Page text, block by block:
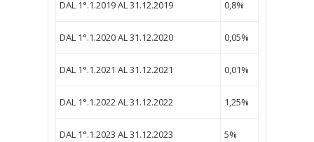
DAL 1°.1.2019 AL 31.12.2019 0,8%
DAL 1°.1.2020 AL 31.12.2020 0,05%
DAL 1°.1.2021 AL 31.12.2021 0,01%
DAL 1°.1.2022 AL 31.12.2022 1,25%
DAL 1°.1.2023 AL 31.12.2023 5%